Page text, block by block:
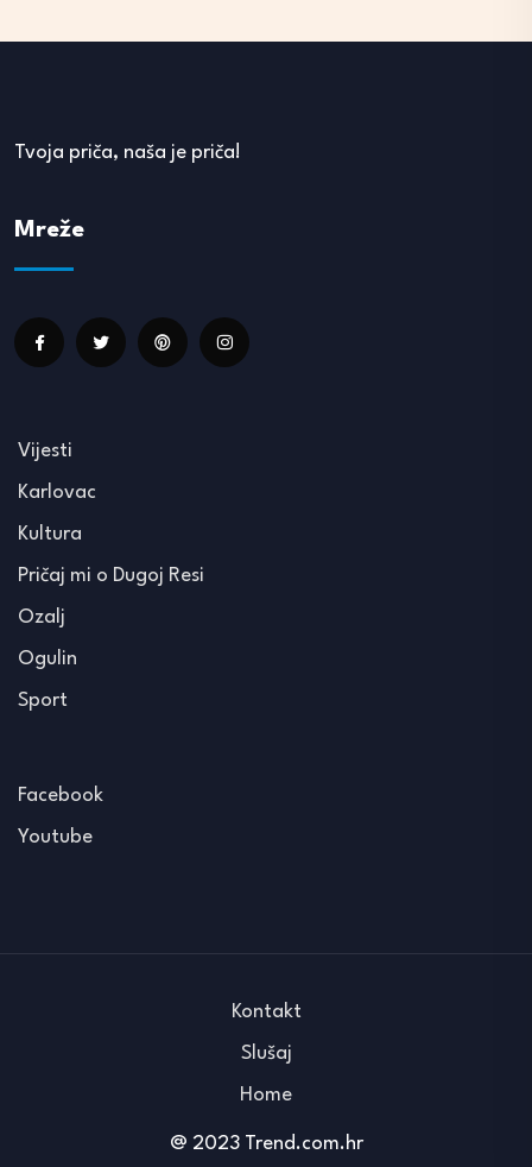
Tvoja priča, naša je priča!
Mreže
Vijesti
Karlovac
Kultura
Pričaj mi o Dugoj Resi
Ozalj
Ogulin
Sport
Facebook
Youtube
@ 2023 Trend.com.hr
Kontakt
Slušaj
Home